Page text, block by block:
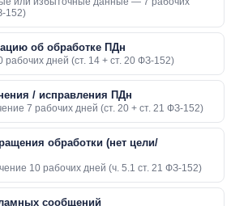
152)
об обработке ПДн
рабочих дней (ст. 14 + ст. 20 ФЗ-152)
/ исправления ПДн
7 рабочих дней (ст. 20 + ст. 21 ФЗ-152)
обработки (нет цели/
10 рабочих дней (ч. 5.1 ст. 21 ФЗ-152)
сообщений